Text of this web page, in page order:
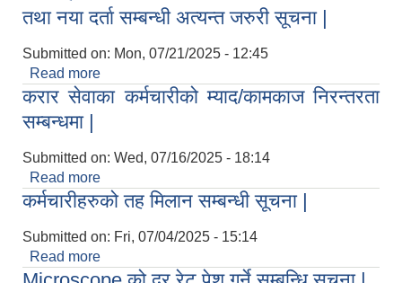
तथा नया दर्ता सम्बन्धी अत्यन्त जरुरी सूचना |
Submitted on: Mon, 07/21/2025 - 12:45
Read more
क्यान्सर रोगी तथा मेरुदण्डका पक्षघातका विरामीहरुको औषधि
करार सेवाका कर्मचारीको म्याद/कामकाज निरन्तरता
सम्बन्धमा |
Submitted on: Wed, 07/16/2025 - 18:14
Read more
सम्बन्धमा |
कर्मचारीहरुको तह मिलान सम्बन्धी सूचना |
Submitted on: Fri, 07/04/2025 - 15:14
Read more